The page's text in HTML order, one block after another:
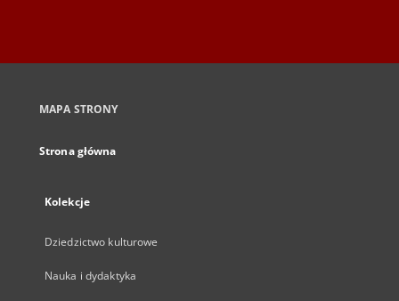
MAPA STRONY
Strona główna
Kolekcje
Dziedzictwo kulturowe
Nauka i dydaktyka